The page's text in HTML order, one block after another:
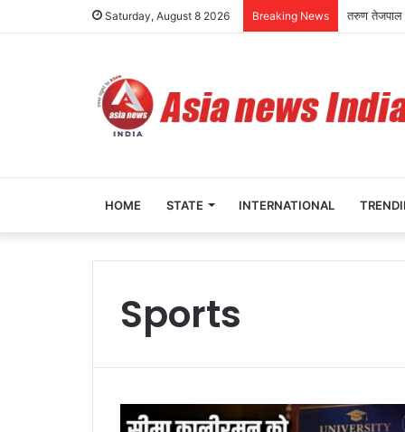
Saturday, August 8 2026 Breaking News तरुण तेजपाल
HOME STATE INTERNATIONAL
Sports